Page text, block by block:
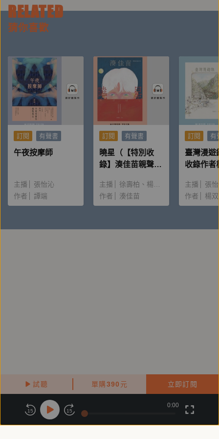
試聽 單購390 元 立即訂閱
US Taiwan Watch：美國台灣觀測站
因深感一般大眾普遍欠缺取得美國政治即時訊息的管
道，且因語言隔閡、資訊不對等問題而有諸多誤解，
2017年由一群關心台美關係的留學生及台美人
（Taiwanese Americans）提出的關注台美議題、促進
台美關係的公民外交專案發展而來，原名為「美國國會
台灣觀測站」，於g0v「公民科技獎助金」提案並獲
獎，發展至今成為非營利組織。美國台灣觀測站起先專
門關注美國國會的台灣相關動態，後來持續擴展「守備
範圍」，作為台美資訊的連結點、轉運站，以文字、影
音、採訪等多媒體形式，生動地從台灣觀點出發分析美
國政治，也從海外台美人草根觀點以及國際關係的角度
‧行銷與媒體總監：Harley Pan（哈利）
‧社群媒體：John Avila、Daniel Cheng（鄭詠儒）、
Jenny Li（李爰錚）、Jean Lin
RELATED
猜你喜歡
訂閱 有聲書
午夜按摩師
主播
張怡沁
作者
譚端
訂閱 有聲書
曉星（【特別收
錄】湊佳苗親聲朗
主播 徐壽柏
楊雅淳
作者
湊佳苗
訂閱 有
臺灣漫遊
收錄作者
主播
張
作者
楊
關於鏡好聽
商務合作 付費條款 會員條款
15 15
0:00